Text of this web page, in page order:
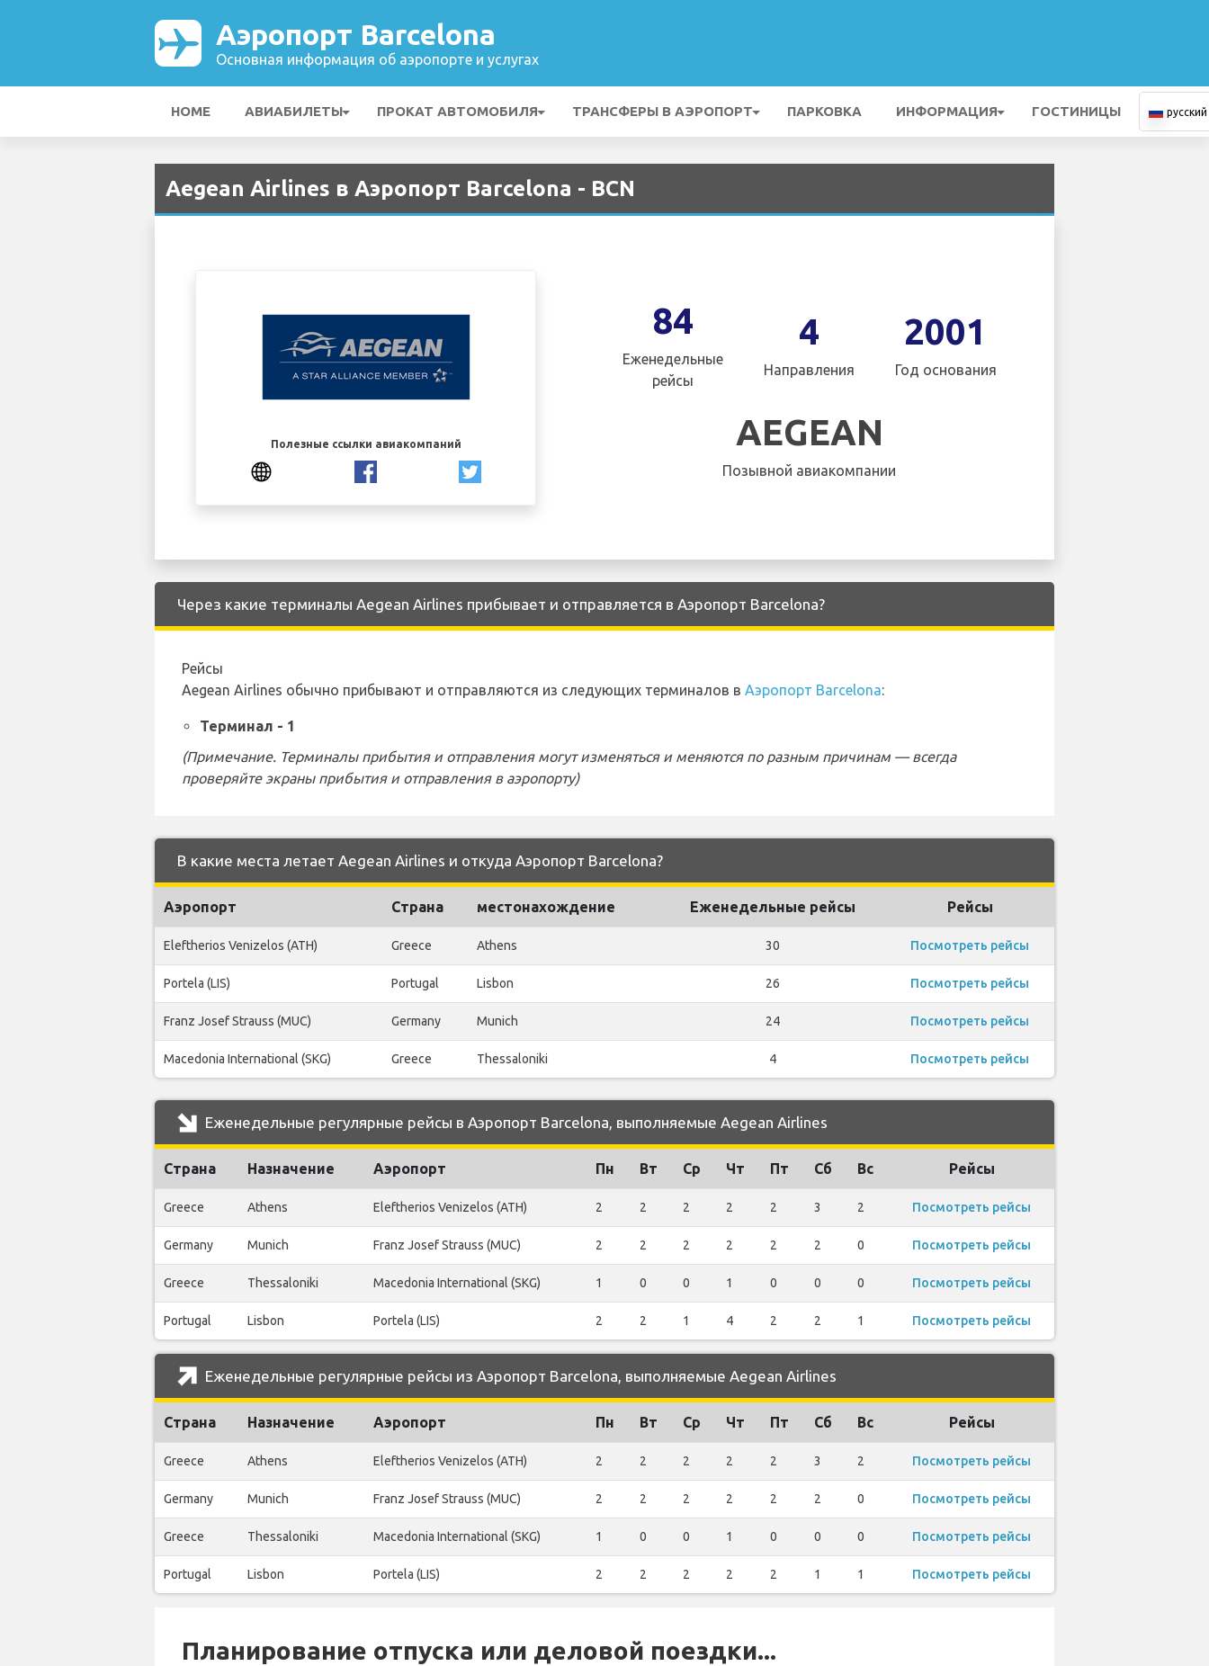
Аэропорт Barcelona
Основная информация об аэропорте и услугах
HOME АВИАБИЛЕТЫ ПРОКАТ АВТОМОБИЛЯ ТРАНСФЕРЫ В АЭРОПОРТ ПАРКОВКА ИНФОРМАЦИЯ ГОСТИНИЦЫ русский
Aegean Airlines в Аэропорт Barcelona - BCN
Полезные ссылки авиакомпаний
84
Еженедельные
рейсы
4
Направления
2001
Год основания
AEGEAN
Позывной авиакомпании
Через какие терминалы Aegean Airlines прибывает и отправляется в Аэропорт Barcelona?
Рейсы
Aegean Airlines обычно прибывают и отправляются из следующих терминалов в Аэропорт Barcelona:
Терминал - 1
(Примечание. Терминалы прибытия и отправления могут изменяться и меняются по разным причинам — всегда
проверяйте экраны прибытия и отправления в аэропорту)
В какие места летает Aegean Airlines и откуда Аэропорт Barcelona?
Аэропорт Страна местонахождение Еженедельные рейсы Рейсы
Eleftherios Venizelos (ATH) Greece Athens 30 Посмотреть рейсы
Portela (LIS) Portugal Lisbon 26 Посмотреть рейсы
Franz Josef Strauss (MUC) Germany Munich 24 Посмотреть рейсы
Macedonia International (SKG) Greece Thessaloniki 4 Посмотреть рейсы
Еженедельные регулярные рейсы в Аэропорт Barcelona, выполняемые Aegean Airlines
Страна Назначение Аэропорт Пн Вт Ср Чт Пт Сб Вс Рейсы
Greece Athens Eleftherios Venizelos (ATH) 2 2 2 2 2 3 2 Посмотреть рейсы
Germany Munich Franz Josef Strauss (MUC) 2 2 2 2 2 2 0 Посмотреть рейсы
Greece Thessaloniki Macedonia International (SKG) 1 0 0 1 0 0 0 Посмотреть рейсы
Portugal Lisbon Portela (LIS) 2 2 1 4 2 2 1 Посмотреть рейсы
Еженедельные регулярные рейсы из Аэропорт Barcelona, выполняемые Aegean Airlines
Страна Назначение Аэропорт Пн Вт Ср Чт Пт Сб Вс Рейсы
Greece Athens Eleftherios Venizelos (ATH) 2 2 2 2 2 3 2 Посмотреть рейсы
Germany Munich Franz Josef Strauss (MUC) 2 2 2 2 2 2 0 Посмотреть рейсы
Greece Thessaloniki Macedonia International (SKG) 1 0 0 1 0 0 0 Посмотреть рейсы
Portugal Lisbon Portela (LIS) 2 2 2 2 2 1 1 Посмотреть рейсы
Планирование отпуска или деловой поездки...